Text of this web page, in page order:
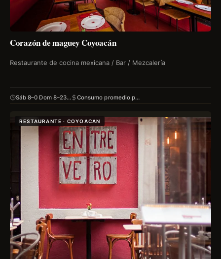
Corazón de maguey Coyoacán
Restaurante de cocina mexicana / Bar / Mezcalería
Sáb 8–0 Dom 8–23… Consumo promedio p…
RESTAURANTE · COYOACAN